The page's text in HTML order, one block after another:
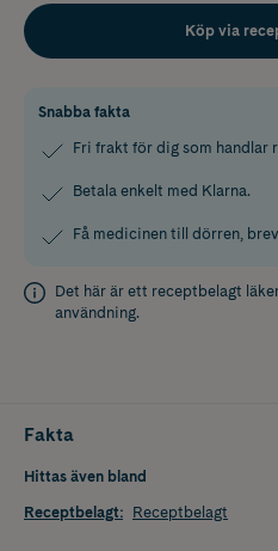
Köp via
Snabba fakta
Fri frakt för dig som handlar
Betala enkelt med Klarna.
Få medicinen till dörren,
Det här är ett receptbelagt
användning.
Fakta
Hittas även bland
Receptbelagt: Receptbelagt